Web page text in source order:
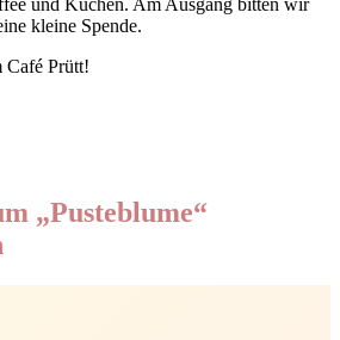
und Kuchen. Am Ausgang bitten wir
kleine Spende.
Prütt!
„Pusteblume“